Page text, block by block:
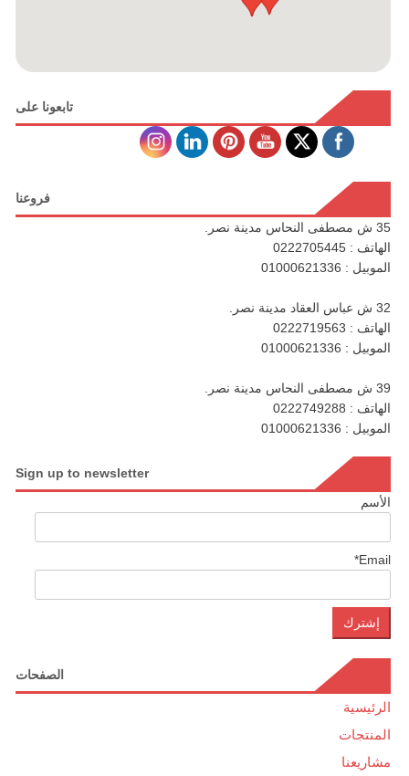
تابعونا على
فروعنا
35 ش مصطفى النحاس مدينة نصر.
الهاتف : 0222705445
الموبيل : 01000621336
32 ش عباس العقاد مدينة نصر.
الهاتف : 0222719563
الموبيل : 01000621336
39 ش مصطفى النحاس مدينة نصر.
الهاتف : 0222749288
الموبيل : 01000621336
Sign up to newsletter
الأسم
Email*
الصفحات
الرئيسية
المنتجات
مشاريعنا